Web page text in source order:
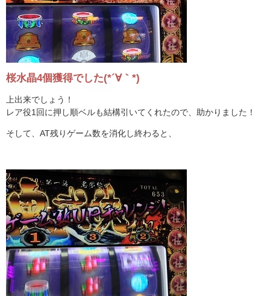
桜水晶4個獲得でした(*´∀｀*)
上出来でしょう！
レア役1回に押し順ベルも結構引いてくれたので、助かりました！
そして、AT残りゲーム数を消化し終わると、